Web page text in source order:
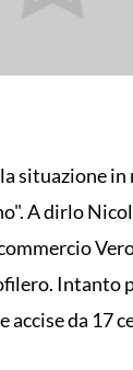
situazione
A dirlo
Intanto
accise da 17